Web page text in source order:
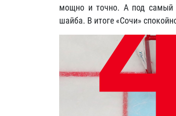
мощно и точно. А под самый
шайба. В итоге «Сочи»